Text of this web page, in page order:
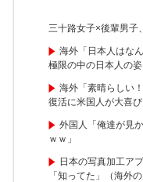
三十路女子×後輩男子
海外「日本人はな
極限の中の日本人の
海外「素晴らしい
復活に米国人が大喜び
外国人「俺達が見
ｗｗ」
日本の写真加工ア
「知ってた」（海外の